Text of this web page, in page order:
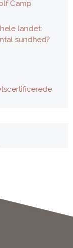
Camp
landet:
sundhed?